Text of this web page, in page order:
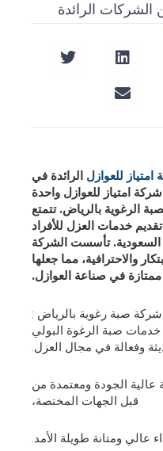
الشركات الرائدة
امتياز للعوازل الرائدة في
امتياز للعوازل واحدة
الرغوية بالرياض. تتمتع
خدمات العزل للأفراد
السعودية. تأسست الشركة
والاحترافية، مما جعلها
في صناعة العوازل.
شركة صبة رغوية بالرياض :
خدمات صبة الرغوة البولي
وفعالة في مجال العزل.
عالية الجودة ومعتمدة من
قبل الجهات المختصة،
عالي ومتانة طويلة الأمد.